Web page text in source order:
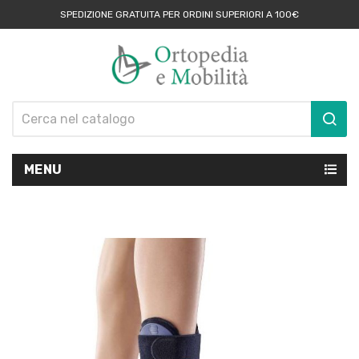
SPEDIZIONE GRATUITA PER ORDINI SUPERIORI A 100€
MENU